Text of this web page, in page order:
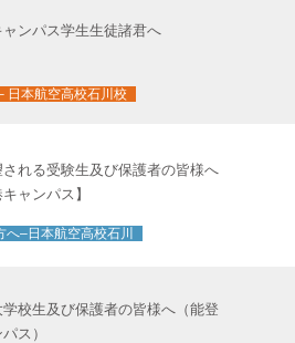
ンパス学生生徒諸君へ
日本航空高校石川校
される受験生及び保護者の皆様へ
キャンパス】
へ–日本航空高校石川
校生及び保護者の皆様へ（能登
ス）